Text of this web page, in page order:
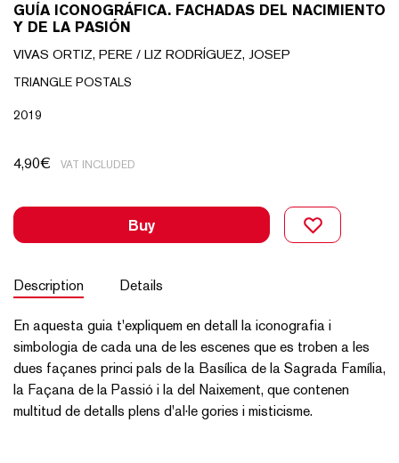
GUÍA ICONOGRÁFICA. FACHADAS DEL NACIMIENTO
Y DE LA PASIÓN
VIVAS ORTIZ, PERE / LIZ RODRÍGUEZ, JOSEP
TRIANGLE POSTALS
2019
4,90€ VAT INCLUDED
Buy
Description Details
En aquesta guia t'expliquem en detall la iconografia i
simbologia de cada una de les escenes que es troben a les
dues façanes princi pals de la Basílica de la Sagrada Família,
la Façana de la Passió i la del Naixement, que contenen
multitud de detalls plens d'al·le gories i misticisme.